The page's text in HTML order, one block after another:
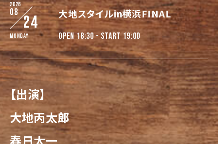
2026
08
24
Monday
大地スタイルin横浜FINAL
OPEN 18:30 - START 19:00
【出演】
大地丙太郎
春日太一